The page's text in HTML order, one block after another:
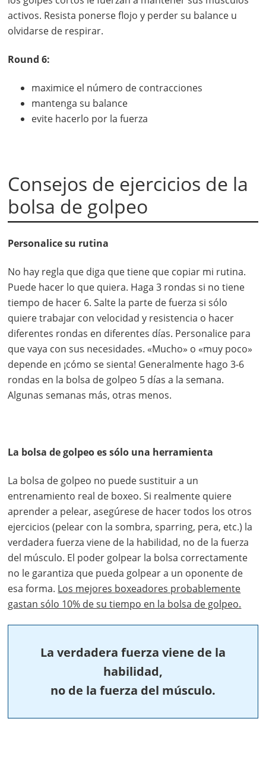
activos. Resista ponerse flojo y perder su balance u
olvidarse de respirar.
Round 6:
maximice el número de contracciones
mantenga su balance
evite hacerlo por la fuerza
Consejos de ejercicios de la
bolsa de golpeo
Personalice su rutina
No hay regla que diga que tiene que copiar mi rutina.
Puede hacer lo que quiera. Haga 3 rondas si no tiene
tiempo de hacer 6. Salte la parte de fuerza si sólo
quiere trabajar con velocidad y resistencia o hacer
diferentes rondas en diferentes días. Personalice para
que vaya con sus necesidades. «Mucho» o «muy poco»
depende en ¡cómo se sienta! Generalmente hago 3-6
rondas en la bolsa de golpeo 5 días a la semana.
Algunas semanas más, otras menos.
La bolsa de golpeo es sólo una herramienta
La bolsa de golpeo no puede sustituir a un
entrenamiento real de boxeo. Si realmente quiere
aprender a pelear, asegúrese de hacer todos los otros
ejercicios (pelear con la sombra, sparring, pera, etc.) la
verdadera fuerza viene de la habilidad, no de la fuerza
del músculo. El poder golpear la bolsa correctamente
no le garantiza que pueda golpear a un oponente de
esa forma. Los mejores boxeadores probablemente
gastan sólo 10% de su tiempo en la bolsa de golpeo.
La verdadera fuerza viene de la
habilidad,
no de la fuerza del músculo.